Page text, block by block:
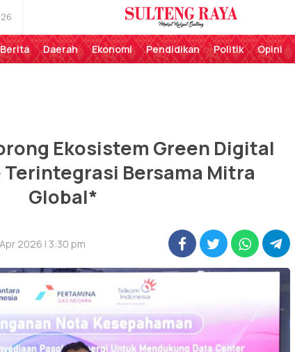
Sulteng Raya
Perekat Rakyat Sulteng
Berita
Daerah Ekonomi Pendidikan Politik Opini
Ekosistem Green Digital
Bersama Mitra
Global*
2026 | 3:30 pm